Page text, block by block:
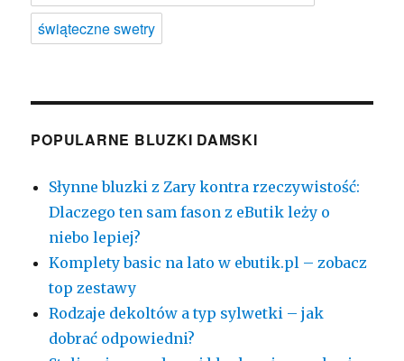
świąteczne swetry
POPULARNE BLUZKI DAMSKI
Słynne bluzki z Zary kontra rzeczywistość:
Dlaczego ten sam fason z eButik leży o
niebo lepiej?
Komplety basic na lato w ebutik.pl – zobacz
top zestawy
Rodzaje dekoltów a typ sylwetki – jak
dobrać odpowiedni?